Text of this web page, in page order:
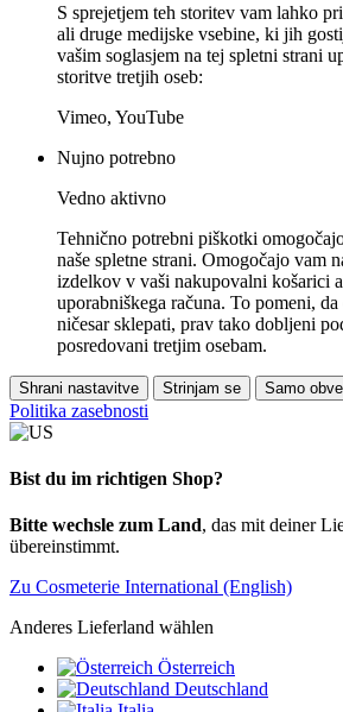
S sprejetjem teh storitev vam lahko
ali druge medijske vsebine, ki jih
vašim soglasjem na tej spletni strani
storitve tretjih oseb:
Vimeo, YouTube
Nujno potrebno
Vedno aktivno
Tehnično potrebni piškotki
naše spletne strani. Omogočajo vam
izdelkov v vaši nakupovalni košarici
uporabniškega računa. To pomeni,
ničesar sklepati, prav tako dobljeni
posredovani tretjim osebam.
Shrani nastavitve Strinjam se Samo
Politika zasebnosti
Bist du im richtigen Shop?
Bitte wechsle zum Land, das mit deiner
übereinstimmt.
Zu Cosmeterie International (English)
Anderes Lieferland wählen
Österreich
Deutschland